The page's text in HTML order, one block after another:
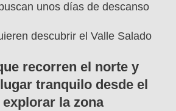
unos días de descanso
descubrir el Valle Salado
recorren el norte y
tranquilo desde el
explorar la zona